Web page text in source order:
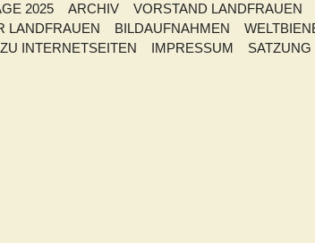
2025 ARCHIV VORSTAND LANDFRAUEN
LANDFRAUEN BILDAUFNAHMEN
INTERNETSEITEN IMPRESSUM SATZUNG